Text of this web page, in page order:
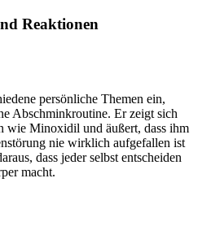
Reaktionen
persönliche Themen ein,
Abschminkroutine. Er zeigt sich
wie Minoxidil und äußert, dass ihm
nie wirklich aufgefallen ist
dass jeder selbst entscheiden
macht.